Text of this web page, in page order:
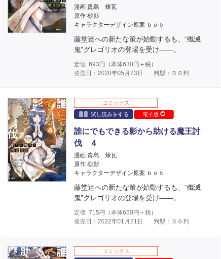
漫画 貴島 煉瓦
原作 槻影
キャラクターデザイン原案 ｂｏｂ
藤堂達への新たな策が始動するも、“殲滅
鬼”グレゴリオの登場を受け――。
定価 693 円（本体630円＋税）
発売日：2020年05月23日
判型：Ｂ６判
コミックス
試し読みをする
電子版
誰にでもできる影から助ける魔王討
伐 ４
漫画 貴島 煉瓦
原作 槻影
キャラクターデザイン原案 ｂｏｂ
藤堂達への新たな策が始動するも、“殲滅
鬼”グレゴリオの登場を受け――。
定価 715 円（本体650円＋税）
発売日：2022年01月21日
判型：Ｂ６判
コミックス